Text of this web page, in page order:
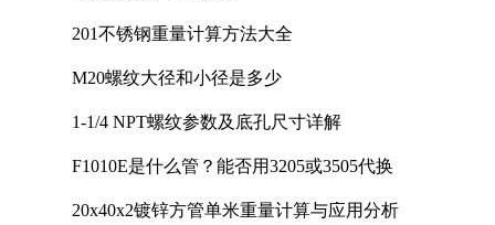
201不锈钢重量计算方法大全
M20螺纹大径和小径是多少
1-1/4 NPT螺纹参数及底孔尺寸详解
F1010E是什么管？能否用3205或3505代换
20x40x2镀锌方管单米重量计算与应用分析